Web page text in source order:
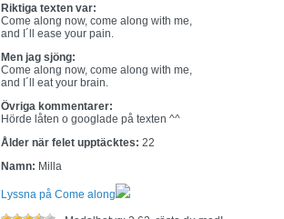
Riktiga texten var:
Come along now, come along with me,
and I´ll ease your pain.
Men jag sjöng:
Come along now, come along with me,
and I´ll eat your brain.
Övriga kommentarer:
Hörde låten o googlade på texten ^^
Ålder när felet upptäcktes: 22
Namn: Milla
Lyssna på Come along